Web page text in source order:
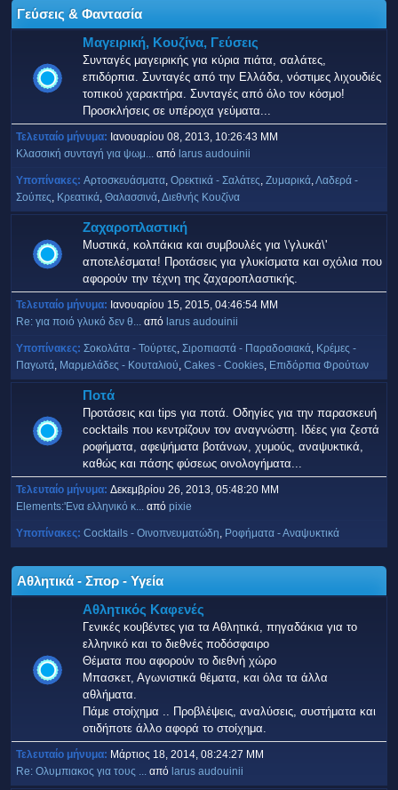
Γεύσεις & Φαντασία
Μαγειρική, Κουζίνα, Γεύσεις
Συνταγές μαγειρικής για κύρια πιάτα, σαλάτες,
επιδόρπια. Συνταγές από την Ελλάδα, νόστιμες λιχουδιές
τοπικού χαρακτήρα. Συνταγές από όλο τον κόσμο!
Προσκλήσεις σε υπέροχα γεύματα...
Τελευταίο μήνυμα: Ιανουαρίου 08, 2013, 10:26:43 ΜΜ
Κλασσική συνταγή για ψωμ... από larus audouinii
Υποπίνακες Αρτοσκευάσματα Ορεκτικά - Σαλάτες Ζυμαρικά Λαδερά -
Σούπες
Κρεατικά Θαλασσινά Διεθνής Κουζίνα
Ζαχαροπλαστική
Μυστικά, κολπάκια και συμβουλές για \'γλυκά\'
αποτελέσματα! Προτάσεις για γλυκίσματα και σχόλια που
αφορούν την τέχνη της ζαχαροπλαστικής.
Τελευταίο μήνυμα: Ιανουαρίου 15, 2015, 04:46:54 ΜΜ
Re: για ποιό γλυκό δεν θ... από larus audouinii
Υποπίνακες Σοκολάτα - Τούρτες Σιροπιαστά - Παραδοσιακά Κρέμες -
Παγωτά Μαρμελάδες - Κουταλιού Cakes - Cookies Επιδόρπια Φρούτων
Ποτά
Προτάσεις και tips για ποτά. Οδηγίες για την παρασκευή
cocktails που κεντρίζουν τον αναγνώστη. Ιδέες για ζεστά
ροφήματα, αφεψήματα βοτάνων, χυμούς, αναψυκτικά,
καθώς και πάσης φύσεως οινολογήματα...
Τελευταίο μήνυμα: Δεκεμβρίου 26, 2013, 05:48:20 ΜΜ
Elements:'Ενα ελληνικό κ... από pixie
Υποπίνακες Cocktails - Οινοπνευματώδη Ροφήματα - Αναψυκτικά
Αθλητικά - Σπορ - Υγεία
Αθλητικός Καφενές
Γενικές κουβέντες για τα Αθλητικά, πηγαδάκια για το
ελληνικό και το διεθνές ποδόσφαιρο
Θέματα που αφορούν το διεθνή χώρο
Μπασκετ, Αγωνιστικά θέματα, και όλα τα άλλα
αθλήματα.
Πάμε στοίχημα .. Προβλέψεις, αναλύσεις, συστήματα και
οτιδήποτε άλλο αφορά το στοίχημα.
Τελευταίο μήνυμα: Μάρτιος 18, 2014, 08:24:27 ΜΜ
Re: Ολυμπιακος για τους ... από larus audouinii